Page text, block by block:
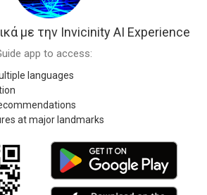
με την Invicinity AI Experience
app to access:
languages
at major landmarks